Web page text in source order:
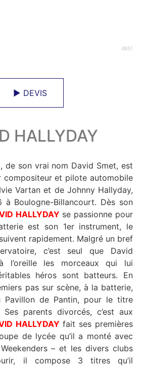
4651
► DEVIS
HALLYDAY
, de son vrai nom David Smet, est
compositeur et pilote automobile
Vartan et de Johnny Hallyday,
Billancourt. Dès son
HALLYDAY se passionne pour
est son 1er instrument, le
rapidement. Malgré un bref
c’est seul que David
l’oreille les morceaux qui lui
héros sont batteurs. En
pas sur scène, à la batterie,
Pavillon de Pantin, pour le titre
HALLYDAY fait ses premières
de lycée qu’il a monté avec
– et les divers clubs
il compose 3 titres qu’il